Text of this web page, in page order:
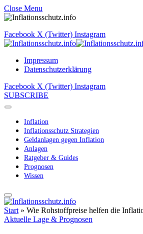
Close Menu
Facebook X (Twitter) Instagram
Impressum
Datenschutzerklärung
Facebook X (Twitter) Instagram
SUBSCRIBE
Inflation
Inflationsschutz Strategien
Geldanlagen gegen Inflation
Anlagen
Ratgeber & Guides
Prognosen
Wissen
Start » Wie Rohstoffpreise helfen die
Aktuelle Lage & Prognosen